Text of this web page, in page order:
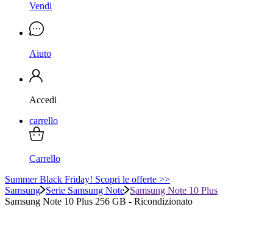
Vendi
Aiuto
Accedi
carrello
Carrello
Summer Black Friday! Scopri le offerte >>
Samsung Serie Samsung Note Samsung Note 10 Plus
Samsung Note 10 Plus 256 GB - Ricondizionato